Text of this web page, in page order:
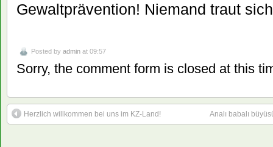
Gewaltprävention! Niemand traut
Posted by admin at 09:57
Sorry, the comment form is closed at this
Herzlich willkommen bei uns im KZ-Land! Analı babalı